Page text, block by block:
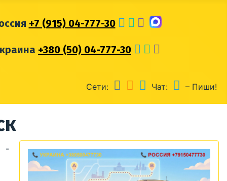
+7 (915) 04-777-30
+380 (50) 04-777-30
Сети: Чат: – Пиши!
-